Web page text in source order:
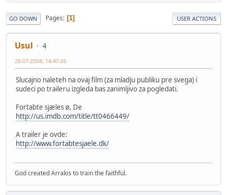
GO DOWN Pages 1 USER ACTIONS
Usul 4
28-07-2008, 14:47:06
Slucajno naleteh na ovaj film (za mladju publiku pre svega) i
sudeci po traileru izgleda bas zanimljivo za pogledati.
Fortabte sjæles ø, De
http://us.imdb.com/title/tt0466449/
A trailer je ovde:
http://www.fortabtesjaele.dk/
God created Arrakis to train the faithful.